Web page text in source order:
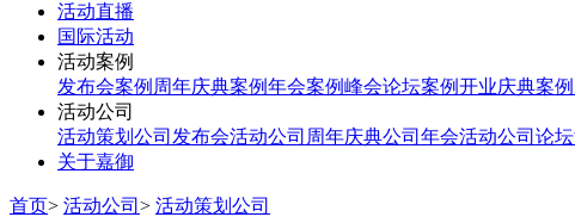
活动直播
国际活动
活动案例
发布会案例 周年庆典案例年会案例峰会论坛案例开业庆典案例
活动公司
活动策划公司 发布会活动公司 周年庆典公司 年会活动公司 论
关于嘉御
首页> 活动公司 > 活动策划公司